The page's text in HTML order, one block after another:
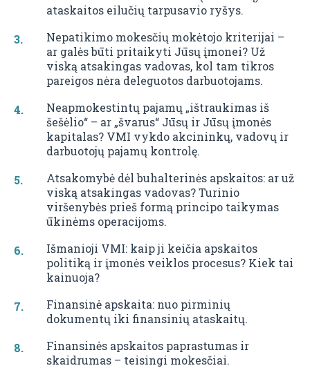
ataskaitos eilučių tarpusavio ryšys.
Nepatikimo mokesčių mokėtojo kriterijai –
ar galės būti pritaikyti Jūsų įmonei? Už
viską atsakingas vadovas, kol tam tikros
pareigos nėra deleguotos darbuotojams.
Neapmokestintų pajamų „ištraukimas iš
šešėlio“ – ar „švarus“ Jūsų ir Jūsų įmonės
kapitalas? VMI vykdo akcininkų, vadovų ir
darbuotojų pajamų kontrolę.
Atsakomybė dėl buhalterinės apskaitos: ar už
viską atsakingas vadovas? Turinio
viršenybės prieš formą principo taikymas
ūkinėms operacijoms.
Išmanioji VMI: kaip ji keičia apskaitos
politiką ir įmonės veiklos procesus? Kiek tai
kainuoja?
Finansinė apskaita: nuo pirminių
dokumentų iki finansinių ataskaitų.
Finansinės apskaitos paprastumas ir
skaidrumas – teisingi mokesčiai.